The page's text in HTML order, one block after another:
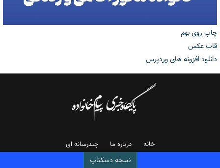
چاپ روی بوم
قاب عکس
دانلود افزونه های وردپرس
خانه درباره ما چندرسانه ای
نسخه دسکتاپ